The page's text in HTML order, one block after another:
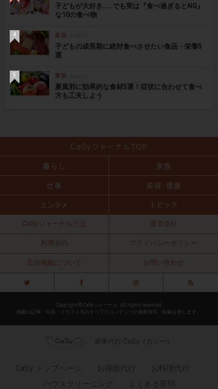
子どもが大好き……でも実は『食べ過ぎるとNG』
な10の食べ物
子どもの成長期に絶対食べさせたい食品・栄養5
選
夏風邪に効果的な食材5選！症状に合わせて食べ
方も工夫しよう
CaSyジャーナルとは 運営会社
利用規約 プライバシーポリシー
広告掲載について お問い合わせ
Copyright © CaSyジャーナル. All rights reserved.
掲載の記事・写真・イラスト等のすべてのコンテンツの無断複写・転載を禁じます。
家事代行 CaSy（カジー）
CaSy トップページ お掃除代行
お料理代行
ハウスクリーニング
よくある質問